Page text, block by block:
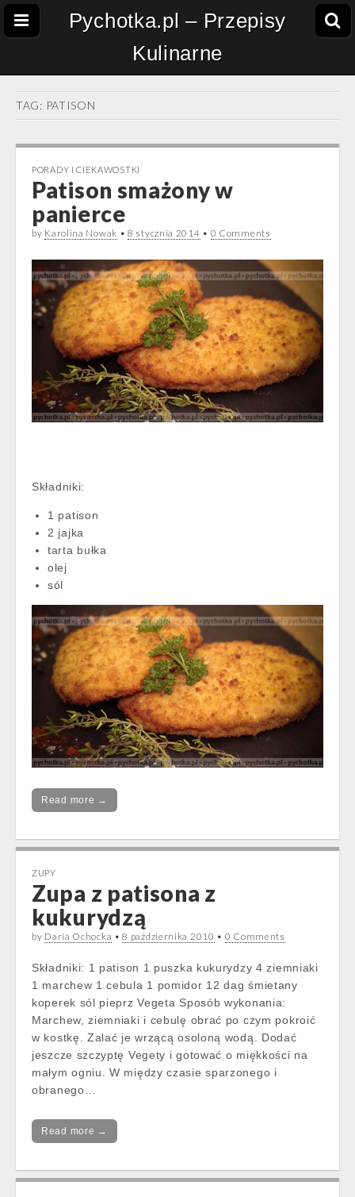
Pychotka.pl – Przepisy
Kulinarne
TAG: PATISON
PORADY I CIEKAWOSTKI
Patison smażony w
panierce
by Karolina Nowak •8 stycznia 2014 • 0 Comments
Składniki:
1 patison
2 jajka
tarta bułka
olej
sól
Read more →
ZUPY
Zupa z patisona z
kukurydzą
by Daria Ochocka •8 października 2010 • 0 Comments
Składniki: 1 patison 1 puszka kukurydzy 4 ziemniaki
1 marchew 1 cebula 1 pomidor 12 dag śmietany
koperek sól pieprz Vegeta Sposób wykonania:
Marchew, ziemniaki i cebulę obrać po czym pokroić
w kostkę. Zalać je wrzącą osoloną wodą. Dodać
jeszcze szczyptę Vegety i gotować o miękkości na
małym ogniu. W między czasie sparzonego i
obranego…
Read more →